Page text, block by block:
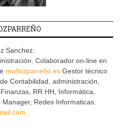
Sanchez.
Colaborador on-line en
muñozparreño.es Gestor técnico
Contabilidad, administración,
RR.HH, Informática,
Redes Informaticas.